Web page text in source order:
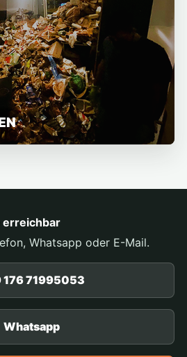
erreichbar
Whatsapp oder E-Mail.
176 71995053
Whatsapp